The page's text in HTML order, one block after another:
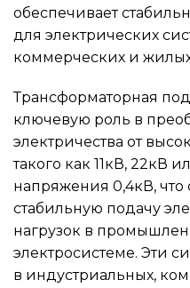
обеспечивает
для электрических
коммерческих и жилых
Трансформаторная
ключевую роль в
электричества от
такого как 11кВ, 22кВ
напряжения 0,4кВ, что
стабильную подачу
нагрузок в
электросистеме. Эти
в индустриальных,